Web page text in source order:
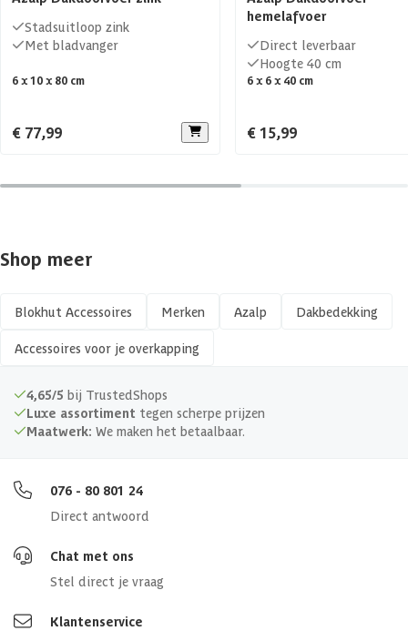
Stadsuitloop zink
Met bladvanger
6 x 10 x 80 cm
€ 77,99
hemelafvoer
Direct leverbaar
Hoogte 40 cm
6 x 6 x 40 cm
€ 15,99
Shop meer
Blokhut Accessoires Merken Azalp Dakbedekking
Accessoires voor je overkapping
4,65/5 bij TrustedShops
Luxe assortiment tegen scherpe prijzen
Maatwerk: We maken het betaalbaar.
076 - 80 801 24
Direct antwoord
Chat met ons
Stel direct je vraag
Klantenservice